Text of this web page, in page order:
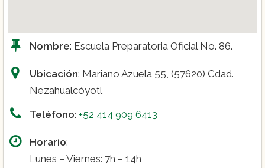
Nombre: Escuela Preparatoria Oficial No. 86.
Ubicación: Mariano Azuela 55, (57620) Cdad.
Nezahualcóyotl
Teléfono: +52 414 909 6413
Horario:
Lunes – Viernes: 7h – 14h